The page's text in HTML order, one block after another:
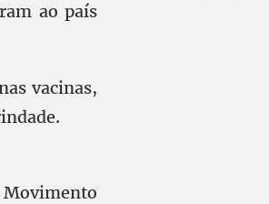
ao país
vacinas,